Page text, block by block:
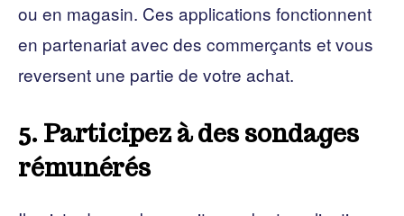
ou en magasin. Ces applications fonctionnent
en partenariat avec des commerçants et vous
reversent une partie de votre achat.
5. Participez à des sondages
rémunérés